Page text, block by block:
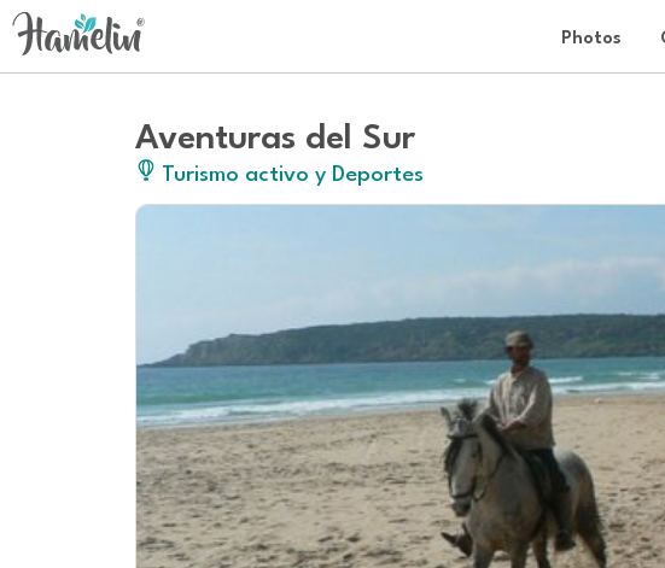
Photos
Aventuras del Sur
Turismo activo y Deportes